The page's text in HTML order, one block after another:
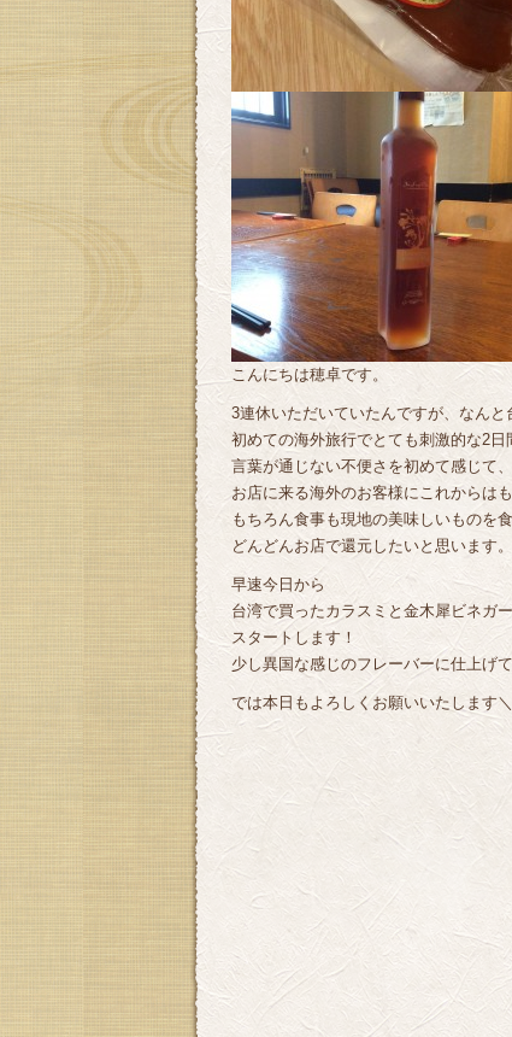
こんにちは穂卓です。
3連休いただいていたんですが、なんと
初めての海外旅行でとても刺激的な2日
言葉が通じない不便さを初めて感じて、
お店に来る海外のお客様にこれからは
もちろん食事も現地の美味しいものを
どんどんお店で還元したいと思います。
早速今日から
台湾で買ったカラスミと金木犀ビネガ
スタートします！
少し異国な感じのフレーバーに仕上げ
では本日もよろしくお願いいたします